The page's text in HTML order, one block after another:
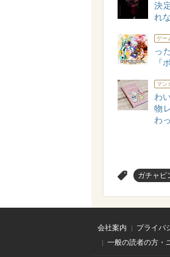
決
れ
ゲー
っ
『
マン
わ
物
わ
ガチャピ
会社案内 プライバ
一般の読者の方・